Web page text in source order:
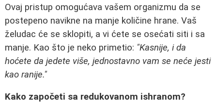
Ovaj pristup omogućava vašem organizmu da se
postepeno navikne na manje količine hrane. Vaš
želudac će se sklopiti, a vi ćete se osećati siti i sa
manje. Kao što je neko primetio: "Kasnije, i da
hoćete da jedete više, jednostavno vam se neće jesti
kao ranije."
Kako započeti sa redukovanom ishranom?